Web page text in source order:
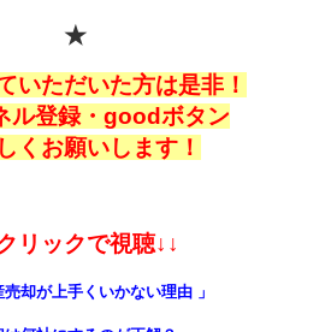
★
いただいた方は是非！
ル登録・goodボタン
くお願いします！
リックで視聴↓↓
売却が上手くいかない理由 」